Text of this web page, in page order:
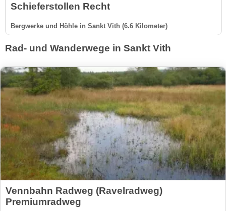
Schieferstollen Recht
Bergwerke und Höhle in Sankt Vith (6.6 Kilometer)
Rad- und Wanderwege in Sankt Vith
Vennbahn Radweg (Ravelradweg)
Premiumradweg